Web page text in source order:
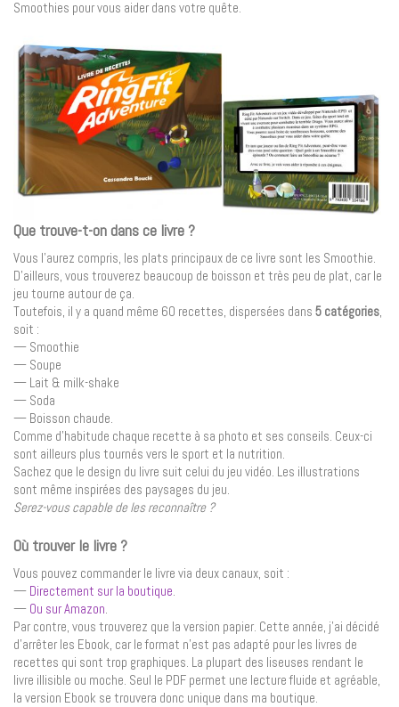
Smoothies pour vous aider dans votre quête.
Que trouve-t-on dans ce livre ?
Vous l’aurez compris, les plats principaux de ce livre sont les Smoothie.
D’ailleurs, vous trouverez beaucoup de boisson et très peu de plat, car le
jeu tourne autour de ça.
Toutefois, il y a quand même 60 recettes, dispersées dans 5 catégories,
soit :
— Smoothie
— Soupe
— Lait & milk-shake
— Soda
— Boisson chaude.
Comme d’habitude chaque recette à sa photo et ses conseils. Ceux-ci
sont ailleurs plus tournés vers le sport et la nutrition.
Sachez que le design du livre suit celui du jeu vidéo. Les illustrations
sont même inspirées des paysages du jeu.
Serez-vous capable de les reconnaître ?
Où trouver le livre ?
Vous pouvez commander le livre via deux canaux, soit :
— Directement sur la boutique.
— Ou sur Amazon.
Par contre, vous trouverez que la version papier. Cette année, j’ai décidé
d’arrêter les Ebook, car le format n’est pas adapté pour les livres de
recettes qui sont trop graphiques. La plupart des liseuses rendant le
livre illisible ou moche. Seul le PDF permet une lecture fluide et agréable,
la version Ebook se trouvera donc unique dans ma boutique.